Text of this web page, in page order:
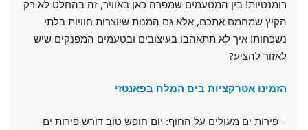
רומנטיות! בין המטעמים שמפרה כאן באוויר, זה בהחלט לא רק
הקיץ שמחמם אתכם, אלא גם המנות שיוצרות חוויות בלתי
נשכחות! איך לא תתאהבו בעיצובים ובטעמים המפנקים שיש
לאזור להציע?
הזמינו אטרקציות בים המלח בפאנטזי
– פירות ים מעולים על החוף: יום חופש טוב דורש פירות ים